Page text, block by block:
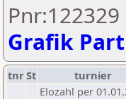
Grafik
tnrSt turnier
Elozahl per